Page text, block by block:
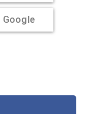
Google